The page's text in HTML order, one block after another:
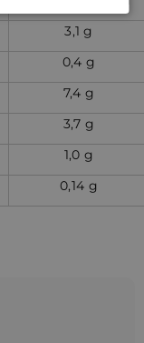
3,1 g
0,4 g
7,4 g
3,7 g
1,0 g
0,14 g